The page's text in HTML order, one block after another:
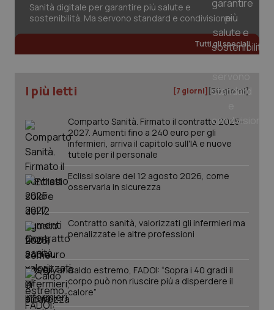
Sanità digitale per garantire più salute e
sostenibilità. Ma servono standard e condivisione
Tutti gli speciali
I più letti [7 giorni] [30 giorni]
Comparto Sanità. Firmato il contratto 2025-
2027. Aumenti fino a 240 euro per gli
infermieri, arriva il capitolo sull'IA e nuove
tutele per il personale
Eclissi solare del 12 agosto 2026, come
osservarla in sicurezza
Contratto sanità, valorizzati gli infermieri ma
penalizzate le altre professioni
Caldo estremo, FADOI: “Sopra i 40 gradi il
corpo può non riuscire più a disperdere il
calore”
session-id